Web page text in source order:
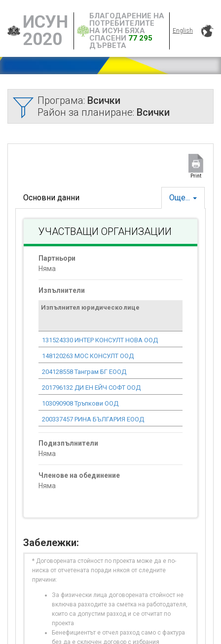
ИСУН
2020
БЛАГОДАРЕНИЕ НА
ПОТРЕБИТЕЛИТЕ
НА ИСУН БЯХА
СПАСЕНИ 77 295
ДЪРВЕТА
English
Програма: Всички
Район за планиране: Всички
Print
Още...
Основни данни
УЧАСТВАЩИ ОРГАНИЗАЦИИ
Партньори
Няма
Изпълнители
Изпълнител юридическо лице
131524330 ИНТЕР КОНСУЛТ НОВА ООД
148120263 МОС КОНСУЛТ ООД
204128558 Танграм БГ ЕООД
201796132 ДИ ЕН ЕЙЧ СОФТ ООД
103090908 Тръпкови ООД
200337457 РИНА БЪЛГАРИЯ ЕООД
Подизпълнители
Няма
Членове на обединение
Няма
Забележки:
* Договорената стойност по проекта може да е по-
ниска от отчетената поради някоя от следните
причини:
За физически лица договорената стойност не
включва разходите за сметка на работодателя,
които са допустим разход и се отчитат по
проекта
Бенефициентът е отчел разход само с фактура
без да е сключен договор с избрания